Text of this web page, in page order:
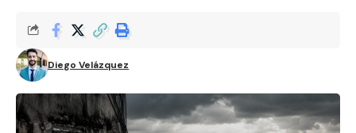
Diego Velázquez